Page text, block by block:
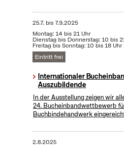
25.7. bis7.9.2025
Montag: 14 bis 21 Uhr
Dienstag bis Donnerstag: 10 bis
Freitag bis Sonntag: 10 bis 18 Uhr
Eintritt frei
Internationaler
Auszubildende
In der Ausstellung zeigen wir
24. Bucheinbandwettbewerb
Buchbindehandwerk
2.8.2025